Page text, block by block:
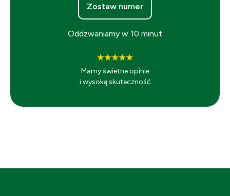
Zostaw numer
Oddzwaniamy w 10 minut
Mamy świetne opinie
i wysoką skuteczność